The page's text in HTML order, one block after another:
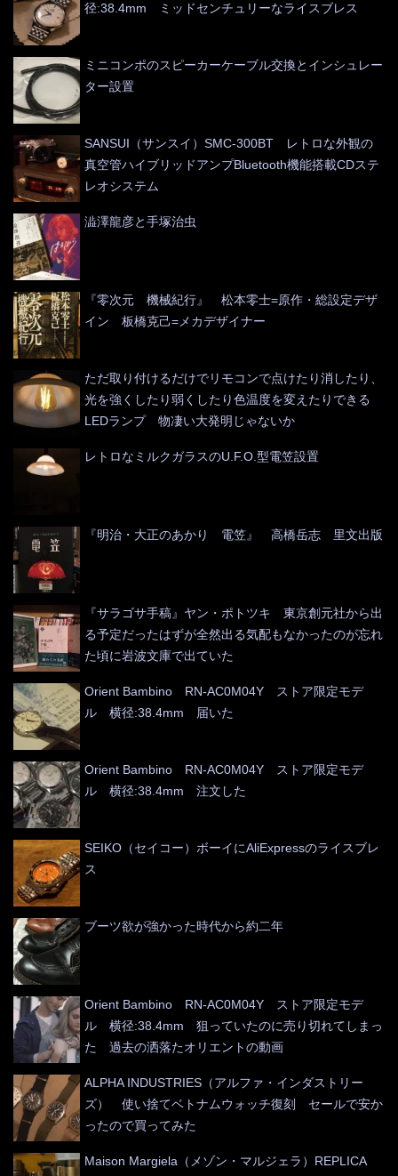
径:38.4mm ミッドセンチュリーなライスブレス
ミニコンポのスピーカーケーブル交換とインシュレー
ター設置
SANSUI（サンスイ）SMC-300BT レトロな外観の
真空管ハイブリッドアンプBluetooth機能搭載CDステ
レオシステム
澁澤龍彦と手塚治虫
『零次元 機械紀行』 松本零士=原作・総設定デザ
イン 板橋克己=メカデザイナー
ただ取り付けるだけでリモコンで点けたり消したり、
光を強くしたり弱くしたり色温度を変えたりできる
LEDランプ 物凄い大発明じゃないか
レトロなミルクガラスのU.F.O.型電笠設置
『明治・大正のあかり 電笠』 高橋岳志 里文出版
『サラゴサ手稿』ヤン・ポトツキ 東京創元社から出
る予定だったはずが全然出る気配もなかったのが忘れ
た頃に岩波文庫で出ていた
Orient Bambino RN-AC0M04Y ストア限定モデ
ル 横径:38.4mm 届いた
Orient Bambino RN-AC0M04Y ストア限定モデ
ル 横径:38.4mm 注文した
SEIKO（セイコー）ボーイにAliExpressのライスブレ
ス
ブーツ欲が強かった時代から約二年
Orient Bambino RN-AC0M04Y ストア限定モデ
ル 横径:38.4mm 狙っていたのに売り切れてしまっ
た 過去の洒落たオリエントの動画
ALPHA INDUSTRIES（アルファ・インダストリー
ズ） 使い捨てベトナムウォッチ復刻 セールで安か
ったので買ってみた
Maison Margiela（メゾン・マルジェラ）REPLICA